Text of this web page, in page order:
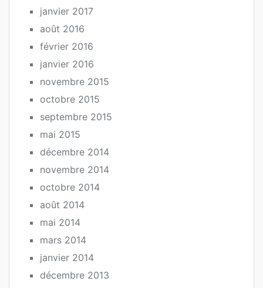
janvier 2017
août 2016
février 2016
janvier 2016
novembre 2015
octobre 2015
septembre 2015
mai 2015
décembre 2014
novembre 2014
octobre 2014
août 2014
mai 2014
mars 2014
janvier 2014
décembre 2013